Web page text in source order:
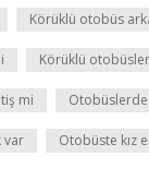
Körüklü otobüs
Körüklü
mi
var Otobüste kız